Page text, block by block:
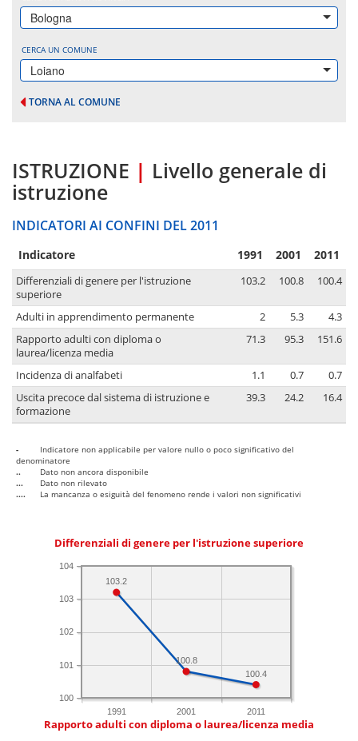
Bologna
CERCA UN COMUNE
Loiano
TORNA AL COMUNE
ISTRUZIONE | Livello generale di
istruzione
INDICATORI AI CONFINI DEL 2011
Indicatore 1991 2001 2011
Differenziali di genere per l'istruzione
superiore
103.2 100.8 100.4
Adulti in apprendimento permanente 2 5.3
4.3
Rapporto adulti con diploma o
laurea/licenza media
71.3 95.3 151.6
Incidenza di analfabeti 1.1 0.7
0.7
Uscita precoce dal sistema di istruzione e
formazione
39.3 24.2 16.4
-
Indicatore non applicabile per valore nullo o poco significativo del
denominatore
..
Dato non ancora disponibile
...
Dato non rilevato
....
La mancanza o esiguità del fenomeno rende i valori non significativi
Differenziali di genere per l'istruzione superiore
1991 2001 2011
100
101
102
103
104
100.4
100.8
103.2
Rapporto adulti con diploma o laurea/licenza media